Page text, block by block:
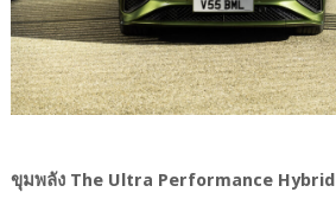
ขุมพลัง The Ultra Performance Hybrid